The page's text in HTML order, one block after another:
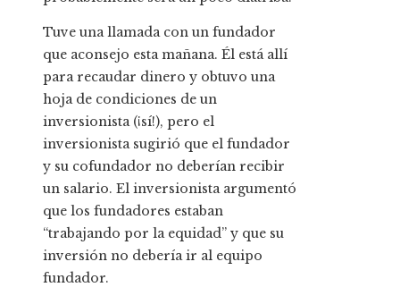
Tuve una llamada con un fundador
que aconsejo esta mañana. Él está allí
para recaudar dinero y obtuvo una
hoja de condiciones de un
inversionista (¡sí!), pero el
inversionista sugirió que el fundador
y su cofundador no deberían recibir
un salario. El inversionista argumentó
que los fundadores estaban
“trabajando por la equidad” y que su
inversión no debería ir al equipo
fundador.